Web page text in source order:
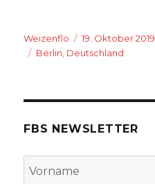
Autor
Weizenflo
Veröffentlicht
am
19. Oktober 2019
Schlagwörter
Berlin Deutschland
FBS NEWSLETTER